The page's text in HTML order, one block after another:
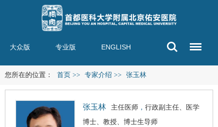
大众版 专业版 ENGLISH
您所在的位置： 首页 >> 专家介绍 >> 张玉林
张玉林 主任医师 ， 行政副主任、医学
博士、教授、博士生导师